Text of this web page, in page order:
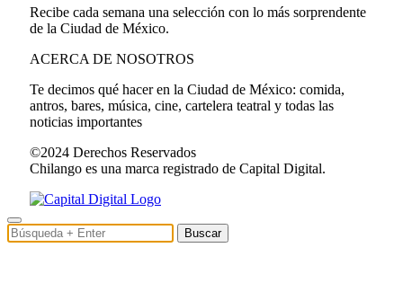
Recibe cada semana una selección con lo más sorprendente
de la Ciudad de México.
ACERCA DE NOSOTROS
Te decimos qué hacer en la Ciudad de México: comida,
antros, bares, música, cine, cartelera teatral y todas las
noticias importantes
©2024 Derechos Reservados
Chilango es una marca registrado de Capital Digital.
Buscar